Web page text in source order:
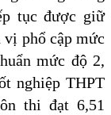
tục được giữ
vị phổ cập mức
mức độ 2,
nghiệp THPT
thi đạt 6,51